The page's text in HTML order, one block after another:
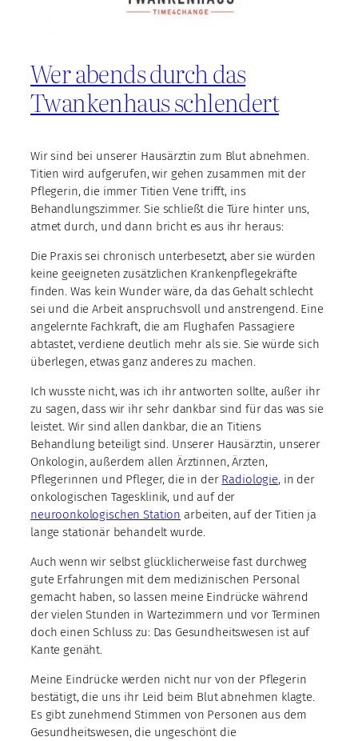
Wer abends durch das
Twankenhaus schlendert
Wir sind bei unserer Hausärztin zum Blut abnehmen.
Titien wird aufgerufen, wir gehen zusammen mit der
Pflegerin, die immer Titien Vene trifft, ins
Behandlungszimmer. Sie schließt die Türe hinter uns,
atmet durch, und dann bricht es aus ihr heraus:
Die Praxis sei chronisch unterbesetzt, aber sie würden
keine geeigneten zusätzlichen Krankenpflegekräfte
finden. Was kein Wunder wäre, da das Gehalt schlecht
sei und die Arbeit anspruchsvoll und anstrengend. Eine
angelernte Fachkraft, die am Flughafen Passagiere
abtastet, verdiene deutlich mehr als sie. Sie würde sich
überlegen, etwas ganz anderes zu machen.
Ich wusste nicht, was ich ihr antworten sollte, außer ihr
zu sagen, dass wir ihr sehr dankbar sind für das was sie
leistet. Wir sind allen dankbar, die an Titiens
Behandlung beteiligt sind. Unserer Hausärztin, unserer
Onkologin, außerdem allen Ärztinnen, Ärzten,
Pflegerinnen und Pfleger, die in der Radiologie, in der
onkologischen Tagesklinik, und auf der
neuroonkologischen Station arbeiten, auf der Titien ja
lange stationär behandelt wurde.
Auch wenn wir selbst glücklicherweise fast durchweg
gute Erfahrungen mit dem medizinischen Personal
gemacht haben, so lassen meine Eindrücke während
der vielen Stunden in Wartezimmern und vor Terminen
doch einen Schluss zu: Das Gesundheitswesen ist auf
Kante genäht.
Meine Eindrücke werden nicht nur von der Pflegerin
bestätigt, die uns ihr Leid beim Blut abnehmen klagte.
Es gibt zunehmend Stimmen von Personen aus dem
Gesundheitswesen, die ungeschönt die